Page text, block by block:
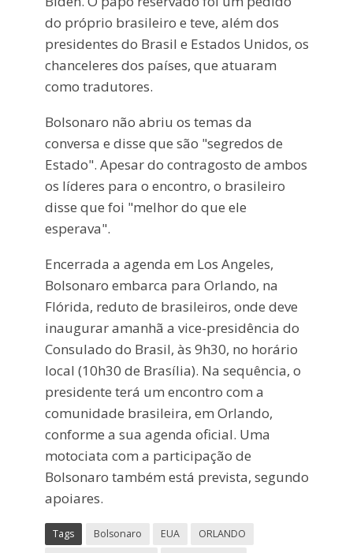
do próprio brasileiro e teve, além dos
presidentes do Brasil e Estados Unidos, os
chanceleres dos países, que atuaram
como tradutores.
Bolsonaro não abriu os temas da
conversa e disse que são "segredos de
Estado". Apesar do contragosto de ambos
os líderes para o encontro, o brasileiro
disse que foi "melhor do que ele
esperava".
Encerrada a agenda em Los Angeles,
Bolsonaro embarca para Orlando, na
Flórida, reduto de brasileiros, onde deve
inaugurar amanhã a vice-presidência do
Consulado do Brasil, às 9h30, no horário
local (10h30 de Brasília). Na sequência, o
presidente terá um encontro com a
comunidade brasileira, em Orlando,
conforme a sua agenda oficial. Uma
motociata com a participação de
Bolsonaro também está prevista, segundo
apoiares.
Tags Bolsonaro EUA
ORLANDO